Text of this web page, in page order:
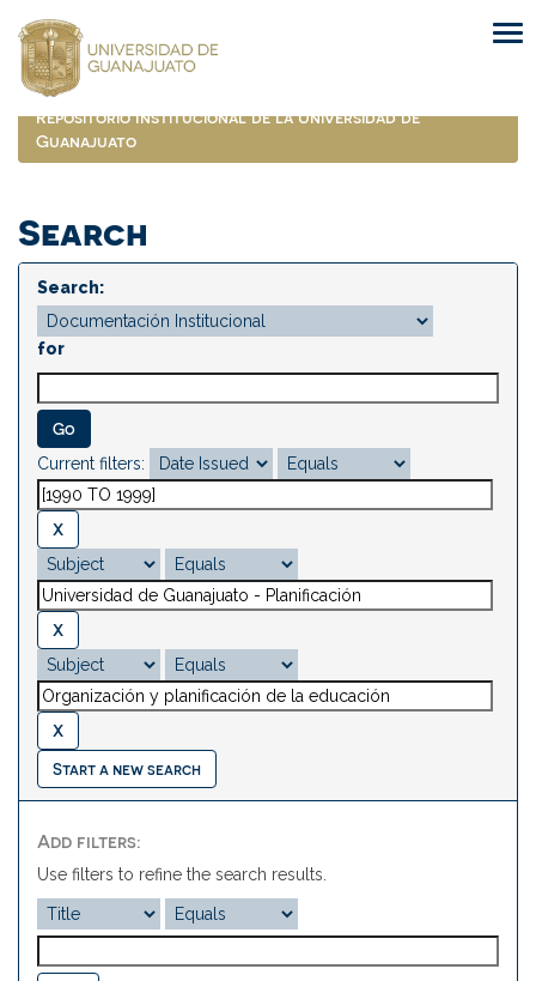
navigation
Repositorio Institucional de la Universidad de
Guanajuato
Search
Search:
for
Current filters:
Start a new search
Add filters:
Use filters to refine the search results.